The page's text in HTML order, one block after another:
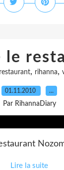
le
restaurant, rihanna,
01.11.2010 …
Par RihannaDiary
Lire la suite